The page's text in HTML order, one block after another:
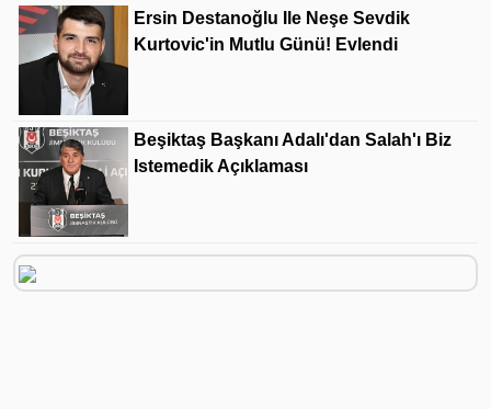
Ersin Destanoğlu Ile Neşe Sevdik
Kurtovic'in Mutlu Günü! Evlendi
Beşiktaş Başkanı Adalı'dan Salah'ı Biz
Istemedik Açıklaması